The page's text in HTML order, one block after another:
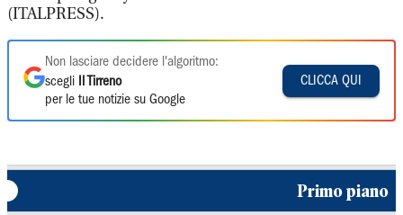
(ITALPRESS).
Non lasciare decidere l'algoritmo:
scegli
Il Tirreno
per le tue notizie su Google
CLICCA QUI
Primo piano